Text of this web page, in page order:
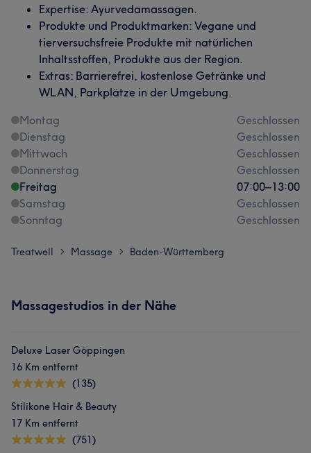
Expertise: Ayurvedamassagen.
Produkte und Produktmarken: Vegane und
tierversuchsfreie Produkte mit natürlichen
Inhaltsstoffen, Produkte aus der Region.
Extras: Barrierefrei, kostenlose Getränke und
WLAN, Parkplätze in der Umgebung.
Montag
Geschlossen
Dienstag
Geschlossen
Mittwoch
Geschlossen
Donnerstag
Geschlossen
Freitag
07:00–13:00
Samstag
Geschlossen
Sonntag
Geschlossen
Treatwell > Massage > Baden-Württemberg
Massagestudios in der Nähe
Deluxe Laser Göppingen
16 Km entfernt
(135)
Stilikone Hair & Beauty
17 Km entfernt
(751)